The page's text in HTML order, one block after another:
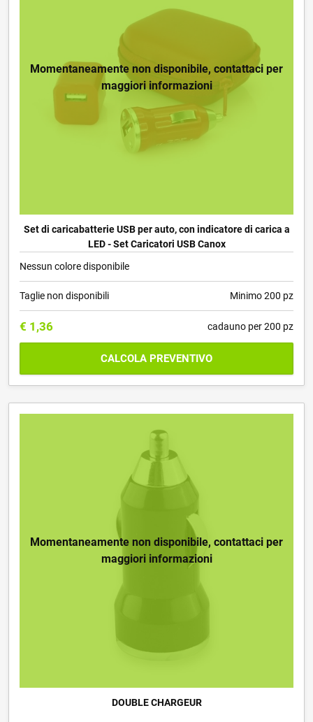
Momentaneamente non disponibile, contattaci per
maggiori informazioni
Set di caricabatterie USB per auto, con indicatore di carica a
LED - Set Caricatori USB Canox
Nessun colore disponibile
Taglie non disponibili Minimo 200 pz
€ 1,36 cadauno per 200 pz
CALCOLA PREVENTIVO
Momentaneamente non disponibile, contattaci per
maggiori informazioni
DOUBLE CHARGEUR